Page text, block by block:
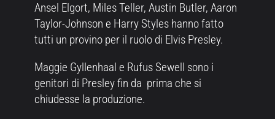
Ansel Elgort, Miles Teller, Austin Butler, Aaron
Taylor-Johnson e Harry Styles hanno fatto
tutti un provino per il ruolo di Elvis Presley.
Maggie Gyllenhaal e Rufus Sewell sono i
genitori di Presley fin da prima che si
chiudesse la produzione.